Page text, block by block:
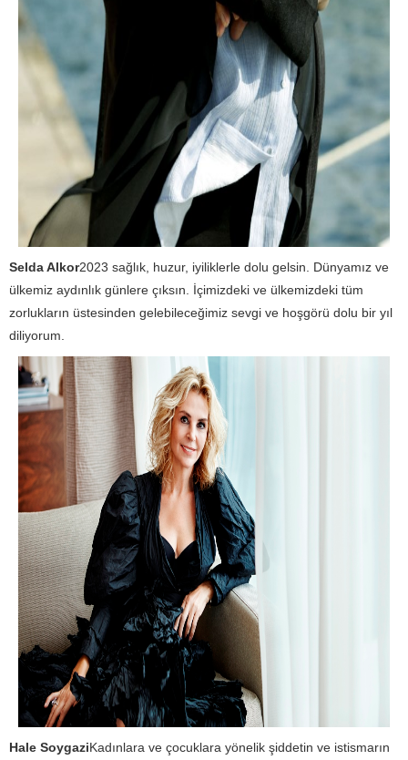
Selda Alkor2023 sağlık, huzur, iyiliklerle dolu gelsin. Dünyamız ve
ülkemiz aydınlık günlere çıksın. İçimizdeki ve ülkemizdeki tüm
zorlukların üstesinden gelebileceğimiz sevgi ve hoşgörü dolu bir yıl
diliyorum.
Hale SoygaziKadınlara ve çocuklara yönelik şiddetin ve istismarın